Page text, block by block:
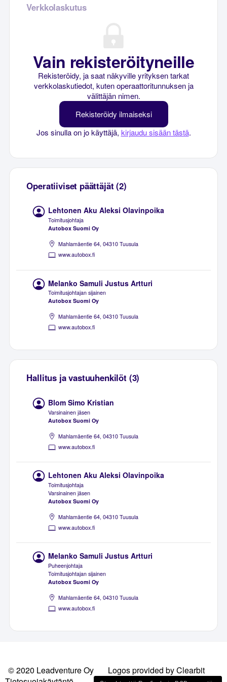
Verkkolaskutus
Vain rekisteröityneille
Rekisteröidy, ja saat näkyville yrityksen tarkat
verkkolaskutiedot, kuten operaattoritunnuksen ja
välittäjän nimen.
Rekisteröidy ilmaiseksi
Jos sinulla on jo käyttäjä, kirjaudu sisään tästä.
Operatiiviset päättäjät (2)
Lehtonen Aku Aleksi Olavinpoika
Toimitusjohtaja
Autobox Suomi Oy
Mahlamäentie 64, 04310 Tuusula
www.autobox.fi
Melanko Samuli Justus Artturi
Toimitusjohtajan sijainen
Autobox Suomi Oy
Mahlamäentie 64, 04310 Tuusula
www.autobox.fi
Hallitus ja vastuuhenkilöt (3)
Blom Simo Kristian
Varsinainen jäsen
Autobox Suomi Oy
Mahlamäentie 64, 04310 Tuusula
www.autobox.fi
Lehtonen Aku Aleksi Olavinpoika
Toimitusjohtaja
Varsinainen jäsen
Autobox Suomi Oy
Mahlamäentie 64, 04310 Tuusula
www.autobox.fi
Melanko Samuli Justus Artturi
Puheenjohtaja
Toimitusjohtajan sijainen
Autobox Suomi Oy
Mahlamäentie 64, 04310 Tuusula
www.autobox.fi
© 2020 Leadventure Oy
Logos provided by Clearbit